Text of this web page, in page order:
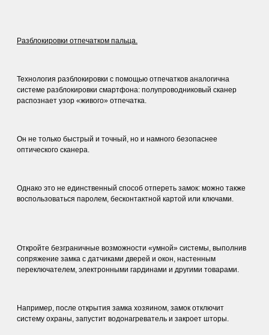
Разблокировки отпечатком пальца.
Технология разблокировки с помощью отпечатков аналогична
системе разблокировки смартфона: полупроводниковый сканер
распознает узор «живого» отпечатка.
Он не только быстрый и точный, но и намного безопаснее
оптического сканера.
Однако это не единственный способ отпереть замок: можно также
воспользоваться паролем, бесконтактной картой или ключами.
Откройте безграничные возможности «умной» системы, выполнив
сопряжение замка с датчиками дверей и окон, настенным
переключателем, электронными гардинами и другими товарами.
Например, после открытия замка хозяином, замок отключит
систему охраны, запустит водонагреватель и закроет шторы.